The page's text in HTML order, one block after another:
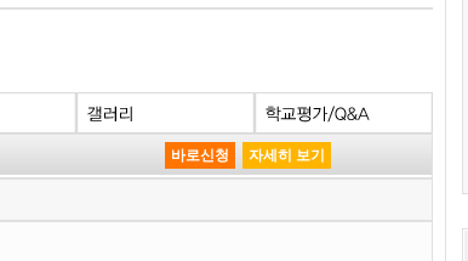
바로신청 자세히 보기